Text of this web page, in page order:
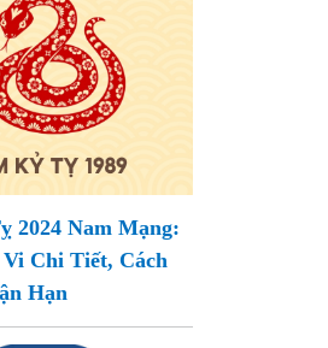
2024 Nam Mạng:
Chi Tiết, Cách
Hạn